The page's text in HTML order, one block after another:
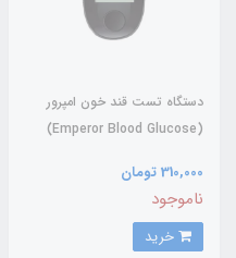
دستگاه تست قند خون امپرور
(Emperor Blood Glucose)
310,000 تومان
ناموجود